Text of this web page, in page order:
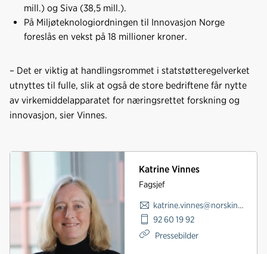
mill.) og Siva (38,5 mill.).
På Miljøteknologiordningen til Innovasjon Norge
foreslås en vekst på 18 millioner kroner.
– Det er viktig at handlingsrommet i statstøtteregelverket
utnyttes til fulle, slik at også de store bedriftene får nytte
av virkemiddelapparatet for næringsrettet forskning og
innovasjon, sier Vinnes.
Katrine Vinnes
Fagsjef
katrine.vinnes@norskindustri.no
92 60 19 92
Pressebilder